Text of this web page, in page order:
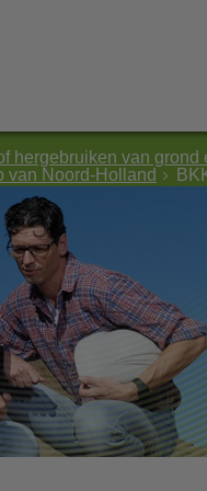
hergebruiken van grond
van Noord-Holland